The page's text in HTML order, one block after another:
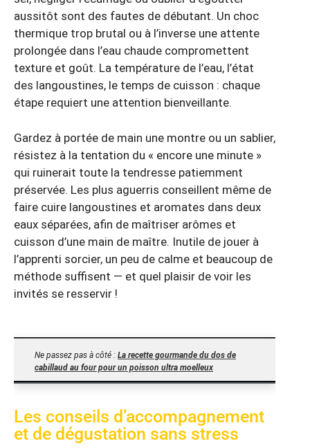
aussitôt sont des fautes de débutant. Un choc
thermique trop brutal ou à l’inverse une attente
prolongée dans l’eau chaude compromettent
texture et goût. La température de l’eau, l’état
des langoustines, le temps de cuisson : chaque
étape requiert une attention bienveillante.
Gardez à portée de main une montre ou un sablier,
résistez à la tentation du « encore une minute »
qui ruinerait toute la tendresse patiemment
préservée. Les plus aguerris conseillent même de
faire cuire langoustines et aromates dans deux
eaux séparées, afin de maîtriser arômes et
cuisson d’une main de maître. Inutile de jouer à
l’apprenti sorcier, un peu de calme et beaucoup de
méthode suffisent — et quel plaisir de voir les
invités se resservir !
Ne passez pas à côté : La recette gourmande du dos de
cabillaud au four pour un poisson ultra moelleux
Les conseils d’accompagnement
et de dégustation sans stress